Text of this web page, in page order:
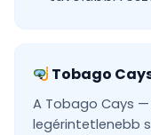
Tobago
A Tobago Cays
legérintetlenebb